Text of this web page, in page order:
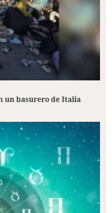
un basurero de Italia